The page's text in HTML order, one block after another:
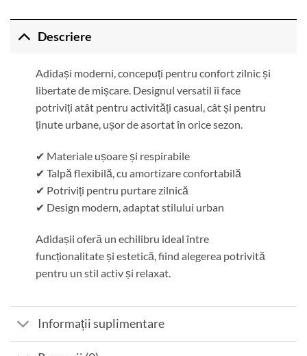
Descriere
Adidași moderni, concepuți pentru confort zilnic și
libertate de mișcare. Designul versatil îi face
potriviți atât pentru activități casual, cât și pentru
ținute urbane, ușor de asortat în orice sezon.
✔ Materiale ușoare și respirabile
✔ Talpă flexibilă, cu amortizare confortabilă
✔ Potriviți pentru purtare zilnică
✔ Design modern, adaptat stilului urban
Adidașii oferă un echilibru ideal între
funcționalitate și estetică, fiind alegerea potrivită
pentru un stil activ și relaxat.
Informații suplimentare